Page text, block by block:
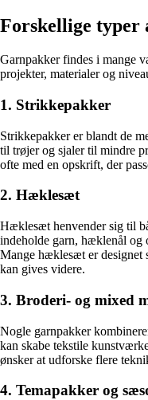
Forskellige typer
Garnpakker findes i mange
projekter, materialer og
1. Strikkepakker
Strikkepakker er blandt de
til trøjer og sjaler til mindre
ofte med en opskrift, der
2. Hæklesæt
Hæklesæt henvender sig til
indeholde garn, hæklenål og
Mange hæklesæt er designet
kan gives videre.
3. Broderi- og mixed
Nogle garnpakker
kan skabe tekstile
ønsker at udforske flere
4. Temapakker og